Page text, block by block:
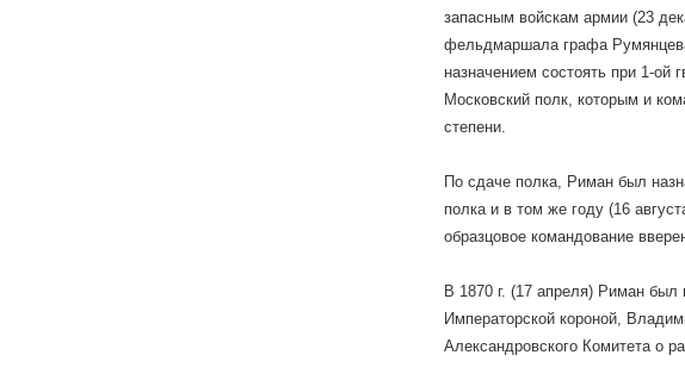
запасным войскам армии (23
фельдмаршала графа
назначением состоять при 1-ой
Московский полк, которым и
степени.
По сдаче полка, Риман был
полка и в том же году (16
образцовое командование
В 1870 г. (17 апреля) Риман был
Императорской короной,
Александровского Комитета о